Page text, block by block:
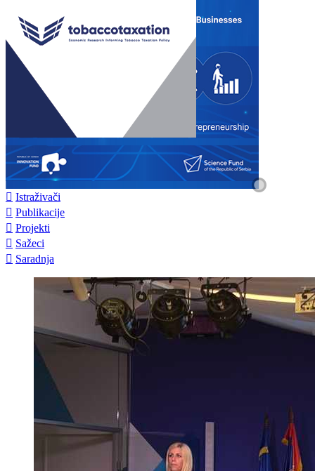
 Istraživači
 Publikacije
 Projekti
 Sažeci
 Saradnja